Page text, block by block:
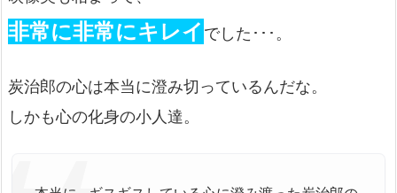
非常に非常にキレイ でした･･･。
炭治郎の心は本当に澄み切っているんだな。
しかも心の化身の小人達。